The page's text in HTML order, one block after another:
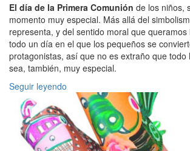
El día de la Primera Comunión de los niños,
momento muy especial. Más allá del
representa, y del sentido moral que
todo un día en el que los pequeños se
protagonistas, así que no es extraño que todo
sea, también, muy especial.
Seguir leyendo